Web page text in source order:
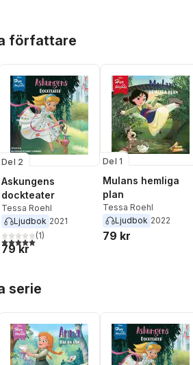
författare
Del 2
Askungens
dockteater
Tessa Roehl
Ljudbok 2021
5,0utav 5 stjärnor. Totalt antal röster:
(1)
79 kr
Del 1
Mulans hemliga
plan
Tessa Roehl
Ljudbok 2022
79 kr
serie